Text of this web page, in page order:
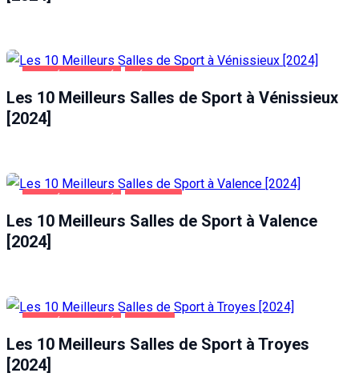
Les 10 Meilleurs Salles de Sport à Vénissieux
[2024]
Les 10 Meilleurs Salles de Sport à Valence
[2024]
Les 10 Meilleurs Salles de Sport à Troyes
[2024]